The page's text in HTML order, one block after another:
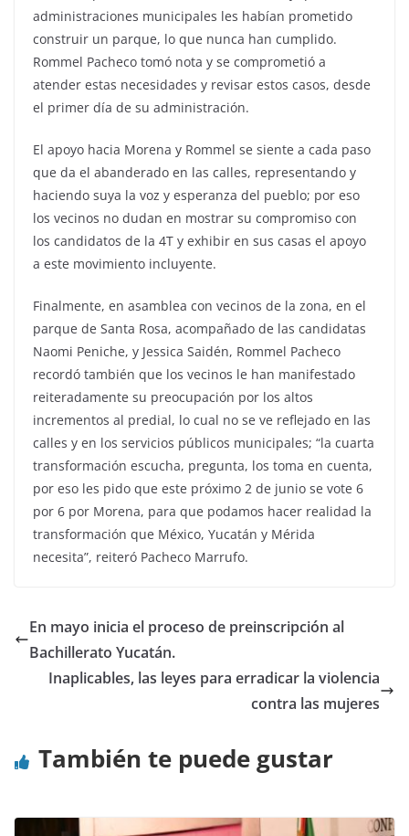
administraciones municipales les habían prometido
construir un parque, lo que nunca han cumplido.
Rommel Pacheco tomó nota y se comprometió a
atender estas necesidades y revisar estos casos, desde
el primer día de su administración.
El apoyo hacia Morena y Rommel se siente a cada paso
que da el abanderado en las calles, representando y
haciendo suya la voz y esperanza del pueblo; por eso
los vecinos no dudan en mostrar su compromiso con
los candidatos de la 4T y exhibir en sus casas el apoyo
a este movimiento incluyente.
Finalmente, en asamblea con vecinos de la zona, en el
parque de Santa Rosa, acompañado de las candidatas
Naomi Peniche, y Jessica Saidén, Rommel Pacheco
recordó también que los vecinos le han manifestado
reiteradamente su preocupación por los altos
incrementos al predial, lo cual no se ve reflejado en las
calles y en los servicios públicos municipales; “la cuarta
transformación escucha, pregunta, los toma en cuenta,
por eso les pido que este próximo 2 de junio se vote 6
por 6 por Morena, para que podamos hacer realidad la
transformación que México, Yucatán y Mérida
necesita”, reiteró Pacheco Marrufo.
En mayo inicia el proceso de preinscripción al
Bachillerato Yucatán.
Inaplicables, las leyes para erradicar la violencia
contra las mujeres
También te puede gustar